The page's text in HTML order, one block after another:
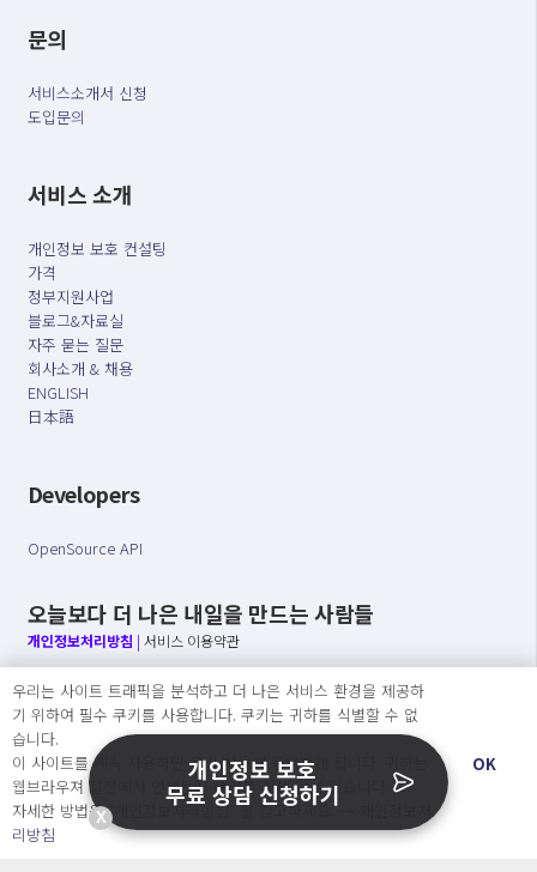
문의
서비스소개서 신청
도입문의
서비스 소개
개인정보 보호 컨설팅
가격
정부지원사업
블로그&자료실
자주 묻는 질문
회사소개 & 채용
ENGLISH
日本語
Developers
OpenSource API
오늘보다 더 나은 내일을 만드는 사람들
개인정보처리방침 | 서비스 이용약관
○ 개인정보보호 컴플라이언스를 선도하겠습니다.
○ 정보주체의 권리를 보장하겠습니다.
○ 기업의 개인정보보호를 위한 효율적 관리를 보장하겠습니다.
Copyright Ⓒ
2026 O.NE PEOPLE Co., Ltd. All rights reserved.
우리는 사이트 트래픽을 분석하고 더 나은 서비스 환경을 제공하
기 위하여 필수 쿠키를 사용합니다. 쿠키는 귀하를 식별할 수 없
습니다.
이 사이트를 계속 사용하면 쿠키 사용에 동의하게 됩니다. 귀하는
웹브라우져 설정에서 언제든지 쿠키를 삭제 할 수있습니다.
자세한 방법은 “개인정보처리방침” 을 참고하세요. →
리방침
OK
X
개인정보 보호
무료 상담 신청하기